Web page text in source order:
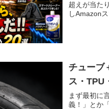
超えが当た
しAmazon
チューブ
ス・TPU
まず最初に
義！」とか